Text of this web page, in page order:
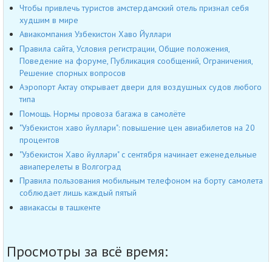
Чтобы привлечь туристов амстердамский отель признал себя
худшим в мире
Авиакомпания Узбекистон Хаво Йуллари
Правила сайта, Условия регистрации, Общие положения,
Поведение на форуме, Публикация сообщений, Ограничения,
Решение спорных вопросов
Аэропорт Актау открывает двери для воздушных судов любого
типа
Помощь. Нормы провоза багажа в самолёте
"Узбекистон хаво йуллари": повышение цен авиабилетов на 20
процентов
"Узбекистон Хаво йуллари" с сентября начинает еженедельные
авиаперелеты в Волгоград
Правила пользования мобильным телефоном на борту самолета
соблюдает лишь каждый пятый
авиакассы в ташкенте
Просмотры за всё время: